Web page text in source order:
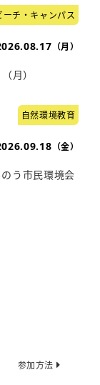
ーチ・キャンパス
（月）
月）
自然環境教育
（金）
う市民環境会
参加方法